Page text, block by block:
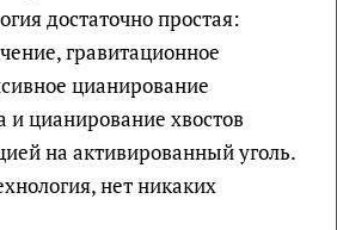
достаточно простая:
гравитационное
цианирование
и цианирование хвостов
на активированный уголь.
нет никаких